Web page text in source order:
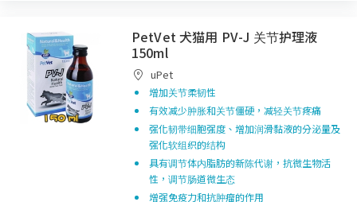
PetVet 犬猫用 PV-J 关节护理液
150ml
uPet
增加关节柔韧性
有效减少肿胀和关节僵硬，减轻关节疼痛
强化韧带细胞强度、增加润滑黏液的分泌量及
强化软组织的结构
具有调节体内脂肪的新陈代谢，抗微生物活
性，调节肠道微生态
增强免疫力和抗肿瘤的作用